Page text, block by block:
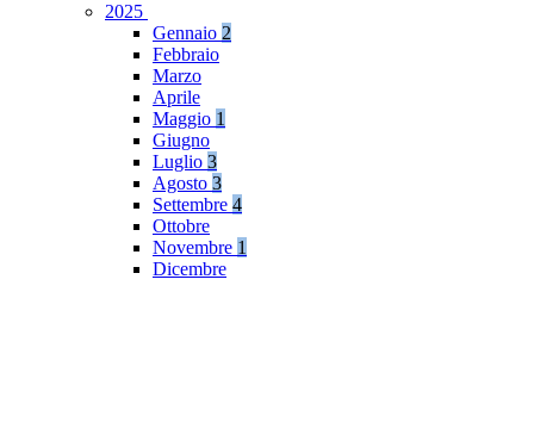
2025
Gennaio 2
Febbraio
Marzo
Aprile
Maggio 1
Giugno
Luglio 3
Agosto 3
Settembre 4
Ottobre
Novembre 1
Dicembre